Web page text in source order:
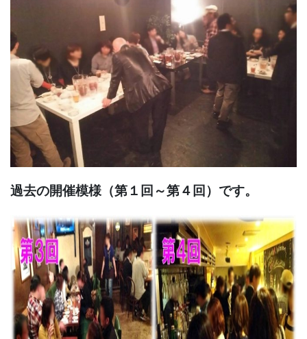
過去の開催模様（第１回～第４回）です。